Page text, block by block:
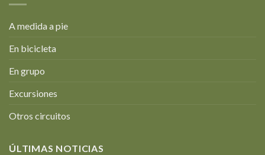
A medida a pie
En bicicleta
En grupo
Excursiones
Otros circuitos
ÚLTIMAS NOTICIAS